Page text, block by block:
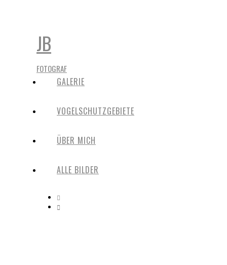
JB
FOTOGRAF
GALERIE
VOGELSCHUTZGEBIETE
ÜBER MICH
ALLE BILDER